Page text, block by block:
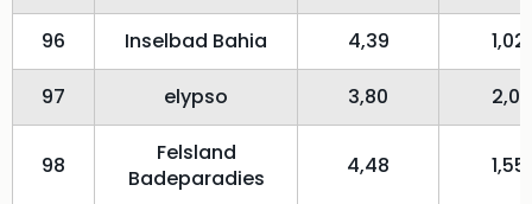
96 Inselbad Bahia 4,39 1,02
97 elypso 3,80 2,01
98
Felsland
Badeparadies
4,48 1,55